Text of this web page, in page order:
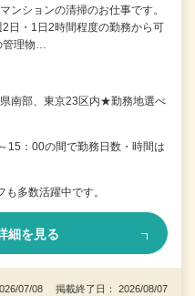
ンションの清掃のお仕事です。
日・1日2時間程度の勤務から可
管理物…
南部、東京23区内★勤務地選べ
15：00の間で勤務日数・時間は
多数活躍中です。
細を見る
07/08 掲載終了日： 2026/08/07